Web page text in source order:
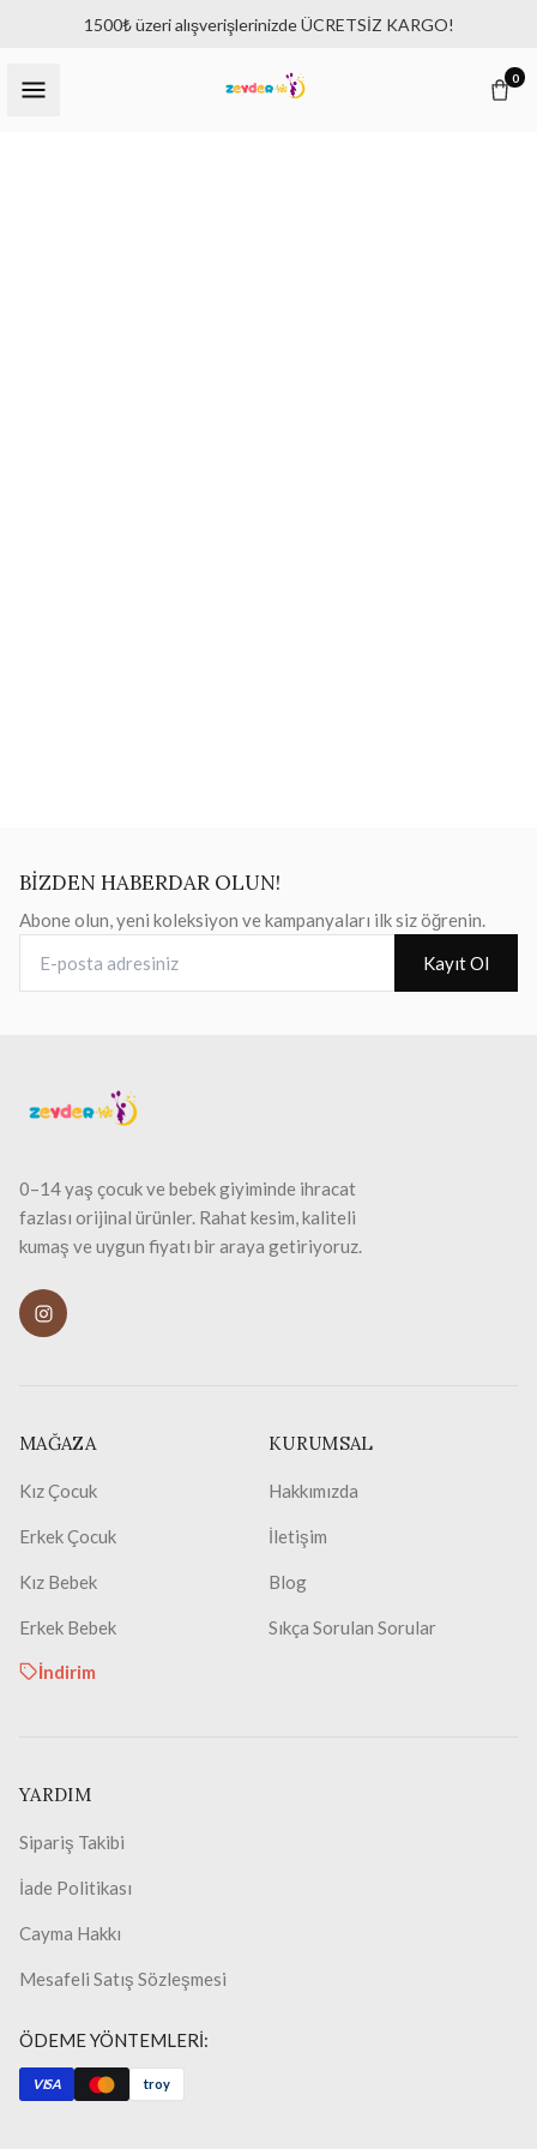
1500₺ üzeri alışverişlerinizde ÜCRETSİZ KARGO!
0
BİZDEN HABERDAR OLUN!
Abone olun, yeni koleksiyon ve kampanyaları ilk siz öğrenin.
Kayıt Ol
0–14 yaş çocuk ve bebek giyiminde ihracat
fazlası orijinal ürünler. Rahat kesim, kaliteli
kumaş ve uygun fiyatı bir araya getiriyoruz.
MAĞAZA
Kız Çocuk
Erkek Çocuk
Kız Bebek
Erkek Bebek
İndirim
KURUMSAL
Hakkımızda
İletişim
Blog
Sıkça Sorulan Sorular
YARDIM
Sipariş Takibi
İade Politikası
Cayma Hakkı
Mesafeli Satış Sözleşmesi
ÖDEME YÖNTEMLERİ:
VISA troy